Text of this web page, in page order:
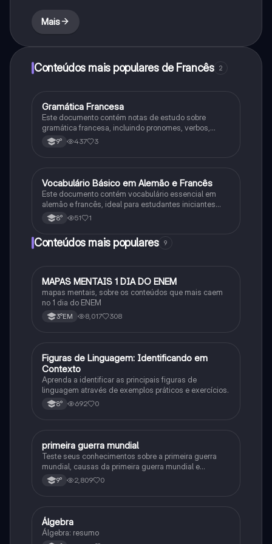
Mais
Conteúdos mais populares de Francês 2
Francês
Gramática Francesa
Este documento contém notas de estudo sobre
gramática francesa, incluindo pronomes, verbos,
tempos verbais e estruturas de frases para alunos do
9º ano.
9° 437 3
Francês
Vocabulário Básico em Alemão e Francês
Este documento contém vocabulário essencial em
alemão e francês, ideal para estudantes iniciantes
que desejam aprender expressões e palavras básicas
nestas duas línguas estrangeiras.
8° 51 1
Conteúdos mais populares 9
Português
MAPAS MENTAIS 1 DIA DO ENEM
mapas mentais, sobre os conteúdos que mais caem
no 1 dia do ENEM
3°EM 8,017 308
FPortuguês
Figuras de Linguagem: Identificando em
Contexto
Aprenda a identificar as principais figuras de
linguagem através de exemplos práticos e exercícios.
8° 692 0
História
primeira guerra mundial
Teste seus conhecimentos sobre a primeira guerra
mundial, causas da primeira guerra mundial e
consequências da Primeira Guerra Mundial, fases da
primeira guerra mundial
9° 2,809 0
Matematica
Álgebra
Álgebra: resumo